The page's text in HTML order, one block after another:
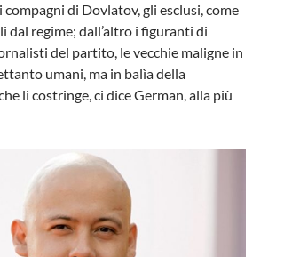
di Dovlatov, gli esclusi, come
dal regime; dall’altro i figuranti di
del partito, le vecchie maligne in
umani, ma in balìa della
li costringe, ci dice German, alla più